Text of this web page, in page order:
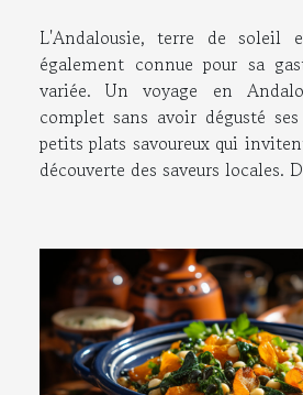
L'Andalousie, terre de soleil
également connue pour sa
variée. Un voyage en
complet sans avoir dégusté
petits plats savoureux qui
découverte des saveurs locales.